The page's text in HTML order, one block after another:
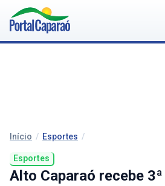
Início / Esportes /
Esportes
Alto Caparaó recebe